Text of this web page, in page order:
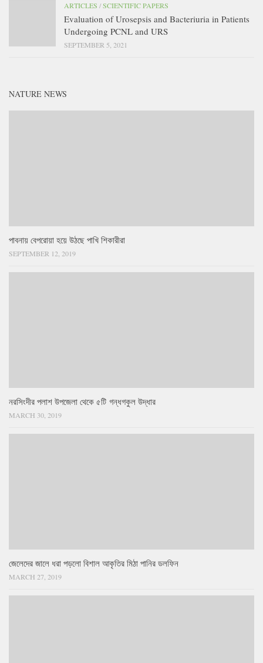
ARTICLES /SCIENTIFIC PAPERS
Evaluation of Urosepsis and Bacteriuria in Patients
Undergoing PCNL and URS
SEPTEMBER 5, 2021
NATURE NEWS
পাবনায় বেপরোয়া হয়ে উঠছে পাখি শিকারীরা
SEPTEMBER 12, 2019
নরসিংদীর পলাশ উপজেলা থেকে ৫টি গন্ধগকুল উদ্ধার
MARCH 30, 2019
জেলেদের জালে ধরা পড়লো বিশাল আকৃতির মিঠা পানির ডলফিন
MARCH 27, 2019